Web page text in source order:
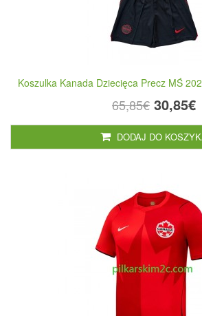
Koszulka Kanada Dziecięca Precz MŚ
65,85€ 30,85€
DODAJ DO